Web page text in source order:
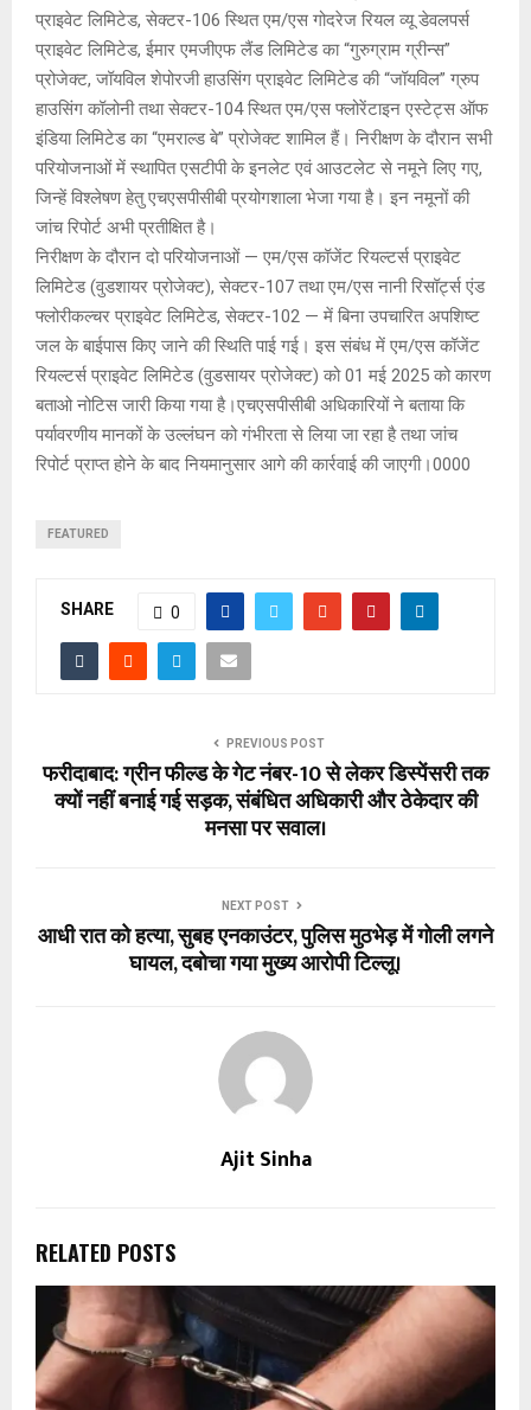
प्राइवेट लिमिटेड, सेक्टर-106 स्थित एम/एस गोदरेज रियल व्यू डेवलपर्स
प्राइवेट लिमिटेड, ईमार एमजीएफ लैंड लिमिटेड का “गुरुग्राम ग्रीन्स”
प्रोजेक्ट, जॉयविल शेपोरजी हाउसिंग प्राइवेट लिमिटेड की “जॉयविल” ग्रुप
हाउसिंग कॉलोनी तथा सेक्टर-104 स्थित एम/एस फ्लोरेंटाइन एस्टेट्स ऑफ
इंडिया लिमिटेड का “एमराल्ड बे” प्रोजेक्ट शामिल हैं। निरीक्षण के दौरान सभी
परियोजनाओं में स्थापित एसटीपी के इनलेट एवं आउटलेट से नमूने लिए गए,
जिन्हें विश्लेषण हेतु एचएसपीसीबी प्रयोगशाला भेजा गया है। इन नमूनों की
जांच रिपोर्ट अभी प्रतीक्षित है।
निरीक्षण के दौरान दो परियोजनाओं — एम/एस कॉजेंट रियल्टर्स प्राइवेट
लिमिटेड (वुडशायर प्रोजेक्ट), सेक्टर-107 तथा एम/एस नानी रिसॉर्ट्स एंड
फ्लोरीकल्चर प्राइवेट लिमिटेड, सेक्टर-102 — में बिना उपचारित अपशिष्ट
जल के बाईपास किए जाने की स्थिति पाई गई। इस संबंध में एम/एस कॉजेंट
रियल्टर्स प्राइवेट लिमिटेड (वुडसायर प्रोजेक्ट) को 01 मई 2025 को कारण
बताओ नोटिस जारी किया गया है।एचएसपीसीबी अधिकारियों ने बताया कि
पर्यावरणीय मानकों के उल्लंघन को गंभीरता से लिया जा रहा है तथा जांच
रिपोर्ट प्राप्त होने के बाद नियमानुसार आगे की कार्रवाई की जाएगी।0000
FEATURED
SHARE 0
PREVIOUS POST
फरीदाबाद: ग्रीन फील्ड के गेट नंबर-10 से लेकर डिस्पेंसरी तक
क्यों नहीं बनाई गई सड़क, संबंधित अधिकारी और ठेकेदार की
मनसा पर सवाल।
NEXT POST
आधी रात को हत्या, सुबह एनकाउंटर, पुलिस मुठभेड़ में गोली लगने
घायल, दबोचा गया मुख्य आरोपी टिल्लू।
Ajit Sinha
RELATED POSTS